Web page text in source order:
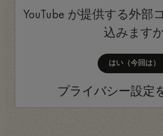
YouTube が提供する外部
込みます
はい（今回は）
プライバシー設定